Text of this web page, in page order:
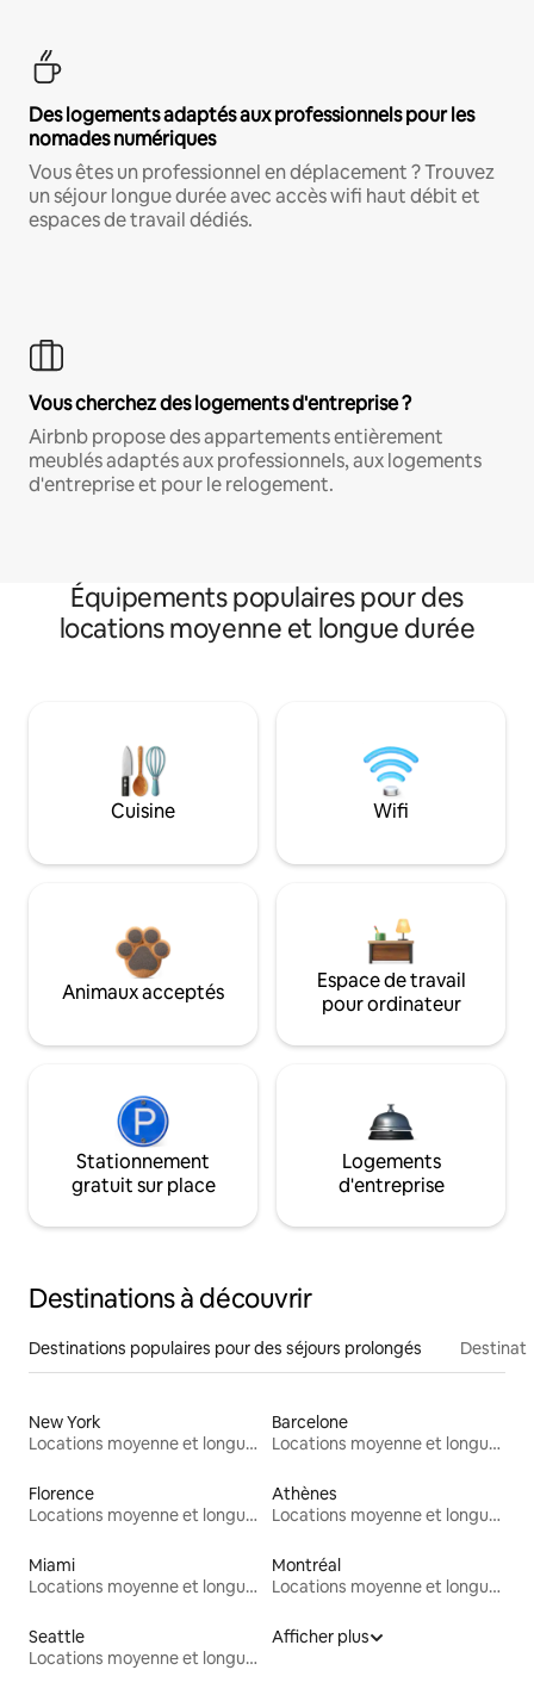
Des logements adaptés aux professionnels pour les
nomades numériques
Vous êtes un professionnel en déplacement ? Trouvez
un séjour longue durée avec accès wifi haut débit et
espaces de travail dédiés.
Vous cherchez des logements d'entreprise ?
Airbnb propose des appartements entièrement
meublés adaptés aux professionnels, aux logements
d'entreprise et pour le relogement.
Équipements populaires pour des
locations moyenne et longue durée
Cuisine Wifi
Animaux acceptés
Espace de travail
pour ordinateur
Stationnement
gratuit sur place
Logements
d'entreprise
Destinations à découvrir
Destinations populaires pour des séjours prolongés
New York
Locations moyenne et longue durée
Barcelone
Locations moyenne et longue durée
Florence
Locations moyenne et longue durée
Athènes
Locations moyenne et longue durée
Miami
Locations moyenne et longue durée
Montréal
Locations moyenne et longue durée
Seattle
Locations moyenne et longue durée
Afficher plus